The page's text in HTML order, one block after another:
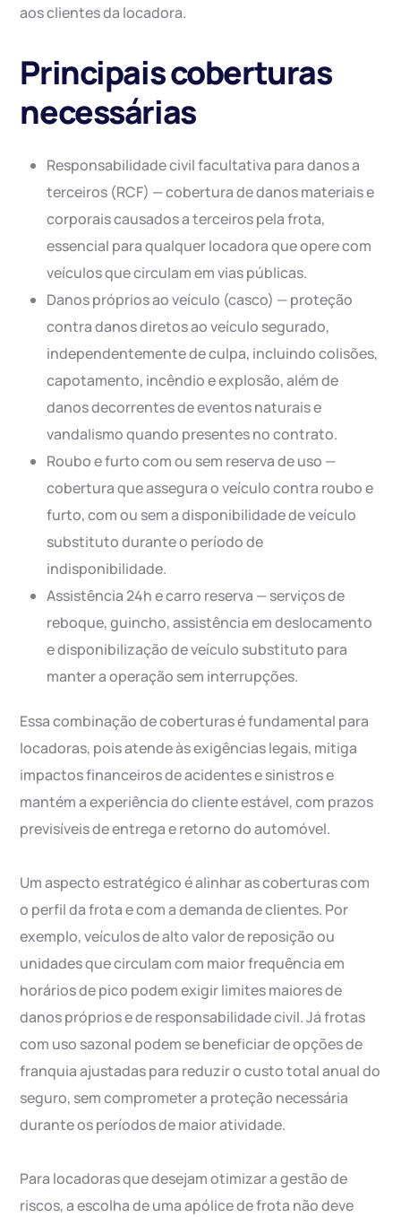
aos clientes da locadora.
Principais coberturas
necessárias
Responsabilidade civil facultativa para danos a
terceiros (RCF) — cobertura de danos materiais e
corporais causados a terceiros pela frota,
essencial para qualquer locadora que opere com
veículos que circulam em vias públicas.
Danos próprios ao veículo (casco) — proteção
contra danos diretos ao veículo segurado,
independentemente de culpa, incluindo colisões,
capotamento, incêndio e explosão, além de
danos decorrentes de eventos naturais e
vandalismo quando presentes no contrato.
Roubo e furto com ou sem reserva de uso —
cobertura que assegura o veículo contra roubo e
furto, com ou sem a disponibilidade de veículo
substituto durante o período de
indisponibilidade.
Assistência 24h e carro reserva — serviços de
reboque, guincho, assistência em deslocamento
e disponibilização de veículo substituto para
manter a operação sem interrupções.
Essa combinação de coberturas é fundamental para
locadoras, pois atende às exigências legais, mitiga
impactos financeiros de acidentes e sinistros e
mantém a experiência do cliente estável, com prazos
previsíveis de entrega e retorno do automóvel.
Um aspecto estratégico é alinhar as coberturas com
o perfil da frota e com a demanda de clientes. Por
exemplo, veículos de alto valor de reposição ou
unidades que circulam com maior frequência em
horários de pico podem exigir limites maiores de
danos próprios e de responsabilidade civil. Já frotas
com uso sazonal podem se beneficiar de opções de
franquia ajustadas para reduzir o custo total anual do
seguro, sem comprometer a proteção necessária
durante os períodos de maior atividade.
Para locadoras que desejam otimizar a gestão de
riscos, a escolha de uma apólice de frota não deve